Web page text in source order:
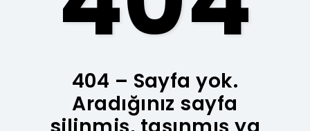
404 – Sayfa yok.
Aradığınız sayfa